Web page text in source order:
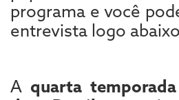
programa e você
entrevista logo
A quarta temporada